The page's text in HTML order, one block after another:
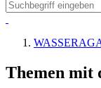
Themen mit